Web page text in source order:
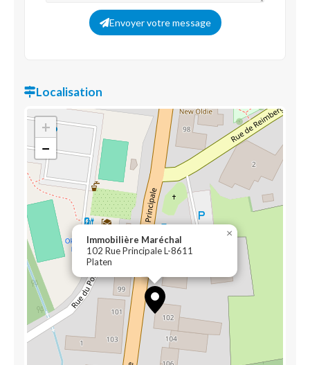
Envoyer votre message
Localisation
Immobilière Maréchal
102 Rue Principale L-8611
Platen
×
+
−